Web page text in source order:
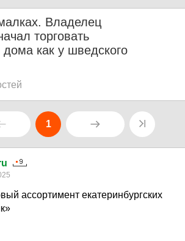
Владелец
торговать
как у шведского
1
ассортимент екатеринбургских